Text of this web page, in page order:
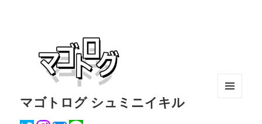
マゴトログ シュミニイキル